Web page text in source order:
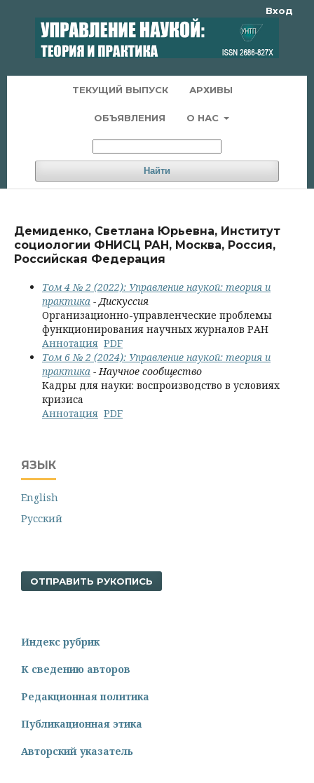
ТЕКУЩИЙ ВЫПУСК АРХИВЫ
ОБЪЯВЛЕНИЯ О НАС
Найти
Вход
Демиденко, Светлана Юрьевна, Институт
социологии ФНИСЦ РАН, Москва, Россия,
Российская Федерация
Том 4 № 2 (2022): Управление наукой: теория и
практика - Дискуссия
Организационно-управленческие проблемы
функционирования научных журналов РАН
Аннотация PDF
Том 6 № 2 (2024): Управление наукой: теория и
практика - Научное сообщество
Кадры для науки: воспроизводство в условиях
кризиса
Аннотация PDF
ЯЗЫК
English
Русский
ОТПРАВИТЬ РУКОПИСЬ
Индекс рубрик
К сведению авторов
Редакционная политика
Публикационная этика
Авторский указатель